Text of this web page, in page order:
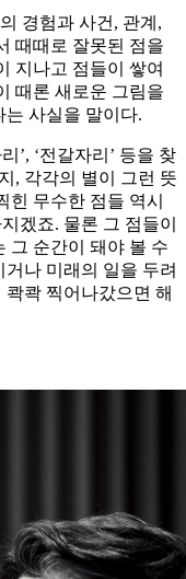
경험과 사건, 관계,
때때로 잘못된 점을
지나고 점들이 쌓여
때론 새로운 그림을
는 사실을 말이다.
’, ‘전갈자리’ 등을 찾
, 각각의 별이 그런 뜻
힌 무수한 점들 역시
겠죠. 물론 그 점들이
그 순간이 돼야 볼 수
나 미래의 일을 두려
콱 찍어나갔으면 해